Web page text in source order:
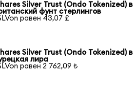
Silver Trust (Ondo Tokenized) в
фунт стерлингов
равен 43,07 £
Silver Trust (Ondo Tokenized) в
лира
равен 2 762,09 ₺